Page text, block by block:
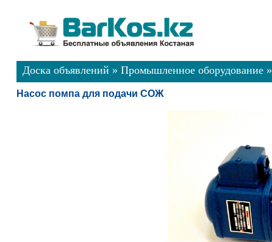
Доска объявлений » Промышленное оборудование»
Насос помпа для подачи СОЖ